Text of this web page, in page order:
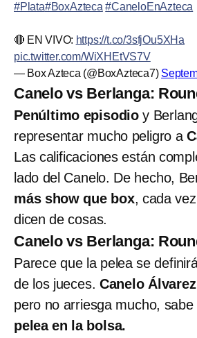
#Plata#BoxAzteca #CaneloEnAzteca
🔴 EN VIVO: https://t.co/3sfjOu5XHa
pic.twitter.com/WiXHEtVS7V
— Box Azteca (@BoxAzteca7)
Canelo vs Berlanga:
Penúltimo episodio y
representar mucho peligro a
Las calificaciones están
lado del Canelo. De hecho,
más show que box, cada
dicen de cosas.
Canelo vs Berlanga:
Parece que la pelea se
de los jueces. Canelo
pero no arriesga mucho, sabe
pelea en la bolsa.